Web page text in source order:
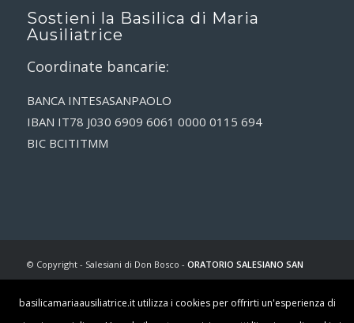
Sostieni la Basilica di Maria
Ausiliatrice
Coordinate bancarie:
BANCA INTESASANPAOLO
IBAN IT78 J030 6909 6061 0000 0115 694
BIC BCITITMM
© Copyright - Salesiani di Don Bosco - ORATORIO SALESIANO SAN
10152 Torino (TO) - Informazioni 0115224822 |Cookie Policy|Privacy
basilicamariaausiliatrice.it utilizza i cookies per offrirti un'esperienza di